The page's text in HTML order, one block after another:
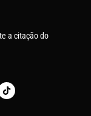
a citação do